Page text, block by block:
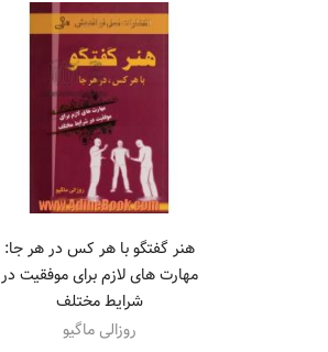
هنر گفتگو با هر کس در هر جا:
مهارت های لازم برای موفقیت در
شرایط مختلف
روزالی ماگیو